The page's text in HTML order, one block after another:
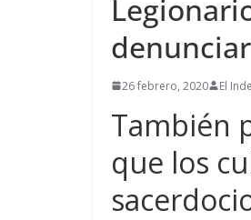
26 febrero, 2020 El
También
que los